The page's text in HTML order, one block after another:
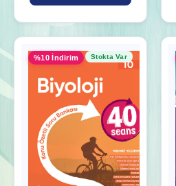
%10 İndirim Stokta Var